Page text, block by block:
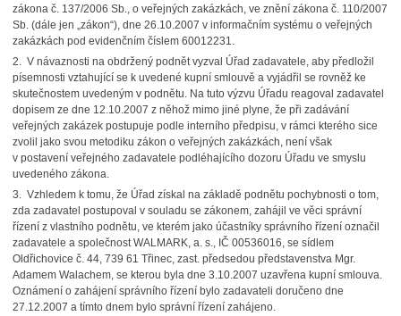
zákona č. 137/2006 Sb., o veřejných zakázkách, ve znění zákona č. 110/2007
Sb. (dále jen „zákon“), dne 26.10.2007 v informačním systému o veřejných
zakázkách pod evidenčním číslem 60012231.
2. V návaznosti na obdržený podnět vyzval Úřad zadavatele, aby předložil
písemnosti vztahující se k uvedené kupní smlouvě a vyjádřil se rovněž ke
skutečnostem uvedeným v podnětu. Na tuto výzvu Úřadu reagoval zadavatel
dopisem ze dne 12.10.2007 z něhož mimo jiné plyne, že při zadávání
veřejných zakázek postupuje podle interního předpisu, v rámci kterého sice
zvolil jako svou metodiku zákon o veřejných zakázkách, není však
v postavení veřejného zadavatele podléhajícího dozoru Úřadu ve smyslu
uvedeného zákona.
3. Vzhledem k tomu, že Úřad získal na základě podnětu pochybnosti o tom,
zda zadavatel postupoval v souladu se zákonem, zahájil ve věci správní
řízení z vlastního podnětu, ve kterém jako účastníky správního řízení označil
zadavatele a společnost WALMARK, a. s., IČ 00536016, se sídlem
Oldřichovice č. 44, 739 61 Třinec, zast. předsedou představenstva Mgr.
Adamem Walachem, se kterou byla dne 3.10.2007 uzavřena kupní smlouva.
Oznámení o zahájení správního řízení bylo zadavateli doručeno dne
27.12.2007 a tímto dnem bylo správní řízení zahájeno.